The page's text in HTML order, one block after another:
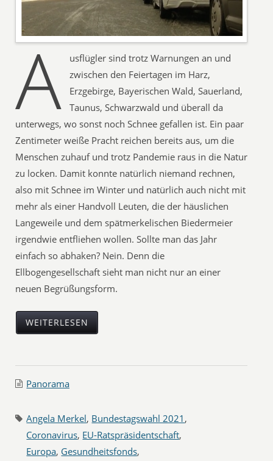
A
usflügler sind trotz Warnungen an und
zwischen den Feiertagen im Harz,
Erzgebirge, Bayerischen Wald, Sauerland,
Taunus, Schwarzwald und überall da
unterwegs, wo sonst noch Schnee gefallen ist. Ein paar
Zentimeter weiße Pracht reichen bereits aus, um die
Menschen zuhauf und trotz Pandemie raus in die Natur
zu locken. Damit konnte natürlich niemand rechnen,
also mit Schnee im Winter und natürlich auch nicht mit
mehr als einer Handvoll Leuten, die der häuslichen
Langeweile und dem spätmerkelischen Biedermeier
irgendwie entfliehen wollen. Sollte man das Jahr
einfach so abhaken? Nein. Denn die
Ellbogengesellschaft sieht man nicht nur an einer
neuen Begrüßungsform.
WEITERLESEN
Panorama
Angela Merkel, Bundestagswahl 2021 ,
Coronavirus, EU-Ratspräsidentschaft,
Europa, Gesundheitsfonds,